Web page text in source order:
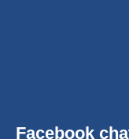
Facebook